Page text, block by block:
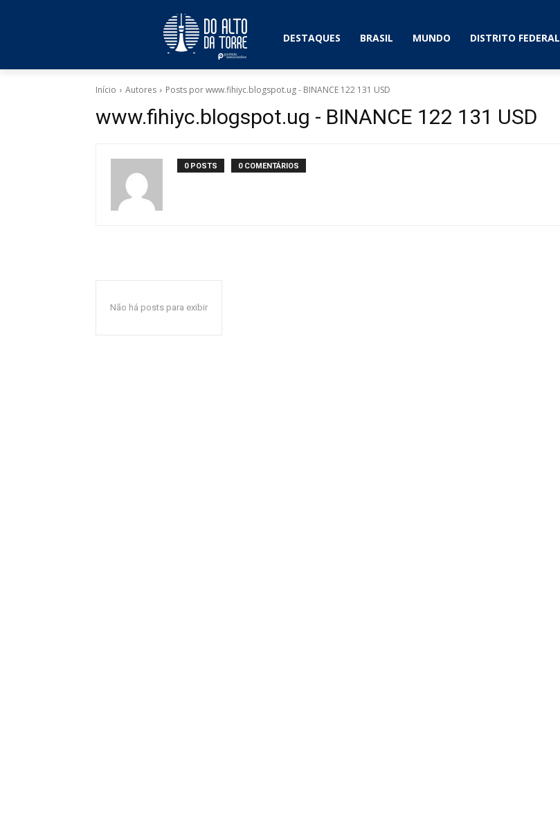
DESTAQUES BRASIL MUNDO DISTRITO FEDERAL
Início Autores Posts por www.fihiyc.blogspot.ug - BINANCE 122 131 USD
www.fihiyc.blogspot.ug - BINANCE 122 131 USD
0 POSTS 0 COMENTÁRIOS
Não há posts para exibir